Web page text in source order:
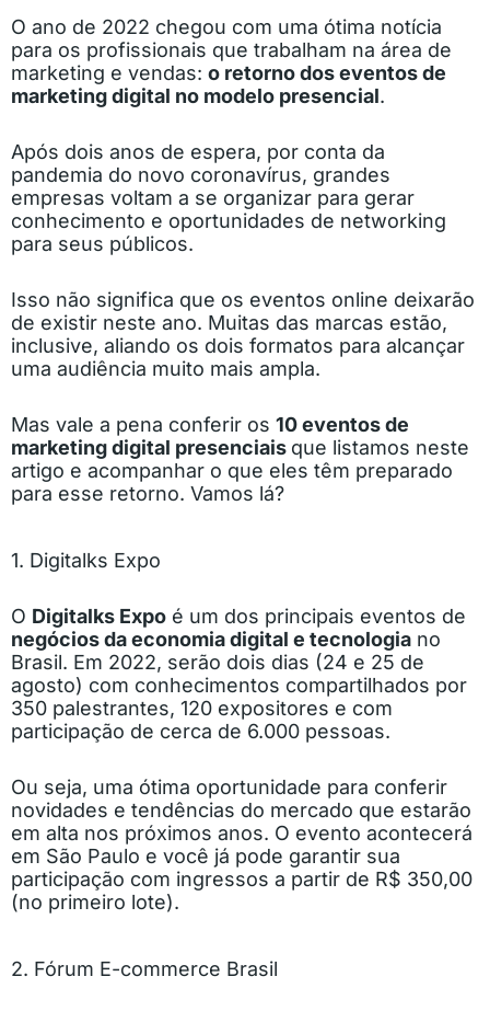
O ano de 2022 chegou com uma ótima notícia
para os profissionais que trabalham na área de
marketing e vendas: o retorno dos eventos de
marketing digital no modelo presencial.
Após dois anos de espera, por conta da
pandemia do novo coronavírus, grandes
empresas voltam a se organizar para gerar
conhecimento e oportunidades de networking
para seus públicos.
Isso não significa que os eventos online deixarão
de existir neste ano. Muitas das marcas estão,
inclusive, aliando os dois formatos para alcançar
uma audiência muito mais ampla.
Mas vale a pena conferir os 10 eventos de
marketing digital presenciais que listamos neste
artigo e acompanhar o que eles têm preparado
para esse retorno. Vamos lá?
1. Digitalks Expo
O Digitalks Expo é um dos principais eventos de
negócios da economia digital e tecnologia no
Brasil. Em 2022, serão dois dias (24 e 25 de
agosto) com conhecimentos compartilhados por
350 palestrantes, 120 expositores e com
participação de cerca de 6.000 pessoas.
Ou seja, uma ótima oportunidade para conferir
novidades e tendências do mercado que estarão
em alta nos próximos anos. O evento acontecerá
em São Paulo e você já pode garantir sua
participação com ingressos a partir de R$ 350,00
(no primeiro lote).
2. Fórum E-commerce Brasil